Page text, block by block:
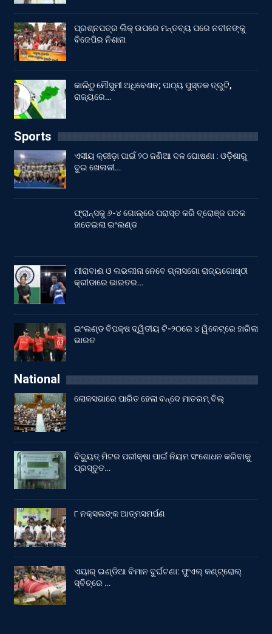
ପ୍ରଶ୍ନପତ୍ର ଲିକ୍ ଉପରେ ମନ୍ତବ୍ୟ ପରେ ନବୀନଙ୍କୁ
ବିଜେପିର ନିଶାନା
କାଲିଠୁ ମୌସୁମୀ ଅଧିବେଶନ; ପାଠ୍ୟ ପୁସ୍ତକ ତ୍ରୁଟି,
ରାଜ୍ୟରେ…
Sports
ଏସୀୟ କ୍ରୀଡ଼ା ପାଇଁ ୨୦ ଜଣିଆ ଦଳ ଘୋଷଣା : ଓଡ଼ିଶାରୁ
ଦୁଇ ଖେଳାଳୀ…
ଫ୍ରାନ୍ସକୁ ୬-୪ ଗୋଲ୍‌ରେ ପରାସ୍ତ କରି ବ୍ରୋଞ୍ଜ ପଦକ
ହାତେଇଲା ଇଂଲଣ୍ଡ
ମୀରାବାଈ ଓ ଲଭଲୀନା ନେବେ ଗ୍ଲାସଗୋ ରାଜ୍ୟଗୋଷ୍ଠୀ
କ୍ରୀଡାରେ ଭାରତର…
ଇଂଲଣ୍ଡ ବିପକ୍ଷ ଦ୍ୱିତୀୟ ଟି-୨୦ରେ ୪ ୱିକେଟ୍‌ରେ ହାରିଲା
ଭାରତ
National
ଲୋକସଭାରେ ପାରିତ ହେଲା ବନ୍ଦେ ମାତରମ୍‌ ବିଲ୍‌
ବିଦ୍ୟୁତ୍ ମିଟର ପରୀକ୍ଷା ପାଇଁ ନିୟମ ସଂଶୋଧନ କରିବାକୁ
ପ୍ରସ୍ତୁତ…
୮ ନକ୍ସଲଙ୍କ ଆତ୍ମସମର୍ପଣ
ଏୟାର୍ ଇଣ୍ଡିଆ ବିମାନ ଦୁର୍ଘଟଣା: ଫୁଏଲ୍‌ କଣ୍ଟ୍ରୋଲ୍‌
ସ୍ବିଚ୍‌ରେ …